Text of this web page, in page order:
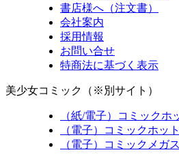
書店様へ（注文書）
会社案内
採用情報
お問い合せ
特商法に基づく表示
美少女コミック（※別サイト）
（紙/電子）コミックホ
（電子）コミックホッ
（電子）コミックメガ